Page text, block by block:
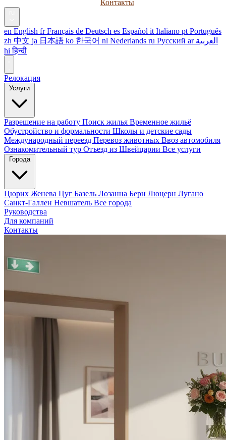
Контакты
en English fr Français de Deutsch es Español it Italiano pt Português
zh 中文 ja 日本語 ko 한국어 nl Nederlands ru Русский ar العربية
hi हिन्दी
Релокация
Услуги
Разрешение на работу Поиск жилья Временное жильё
Обустройство и формальности Школы и детские сады
Международный переезд Перевоз животных Ввоз автомобиля
Ознакомительный тур Отъезд из Швейцарии Все услуги
Города
Цюрих Женева Цуг Базель Лозанна Берн Люцерн Лугано
Санкт-Галлен Невшатель Все города
Руководства
Для компаний
Контакты